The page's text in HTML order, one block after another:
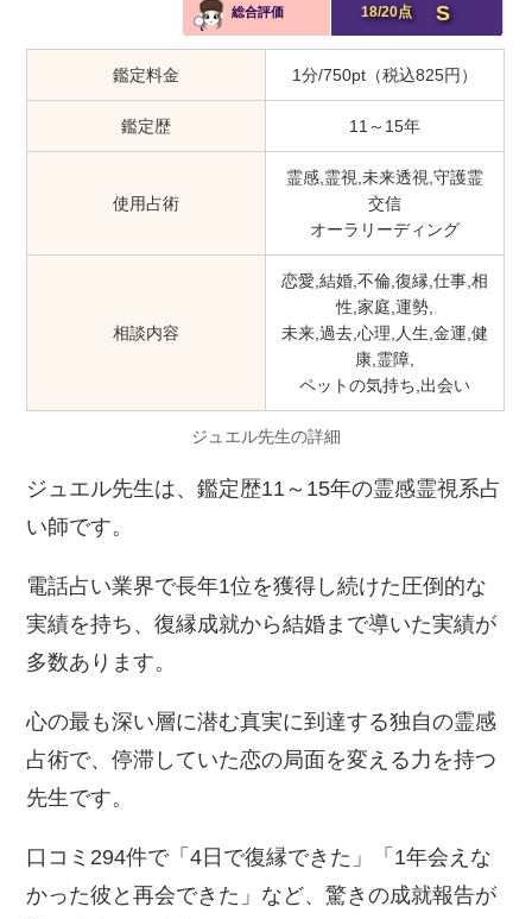
総合評価 18/20点 S
鑑定料金 1分/750pt（税込825円）
鑑定歴 11～15年
使用占術
霊感,霊視,未来透視,守護霊
交信
オーラリーディング
相談内容
恋愛,結婚,不倫,復縁,仕事,相
性,家庭,運勢,
未来,過去,心理,人生,金運,健
康,霊障,
ペットの気持ち,出会い
ジュエル先生の詳細
ジュエル先生は、鑑定歴11～15年の霊感霊視系占
い師です。
電話占い業界で長年1位を獲得し続けた圧倒的な
実績を持ち、復縁成就から結婚まで導いた実績が
多数あります。
心の最も深い層に潜む真実に到達する独自の霊感
占術で、停滞していた恋の局面を変える力を持つ
先生です。
口コミ294件で「4日で復縁できた」「1年会えな
かった彼と再会できた」など、驚きの成就報告が